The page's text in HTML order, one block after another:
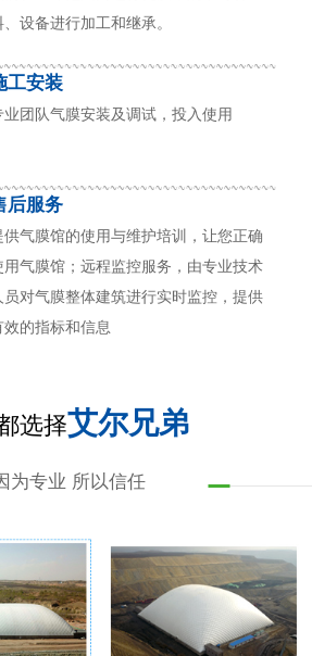
、设备进行加工和继承。
工安装
业团队气膜安装及调试，投入使用
后服务
供气膜馆的使用与维护培训，让您正确
用气膜馆；远程监控服务，由专业技术
员对气膜整体建筑进行实时监控，提供
效的指标和信息
选择艾尔兄弟
为专业 所以信任